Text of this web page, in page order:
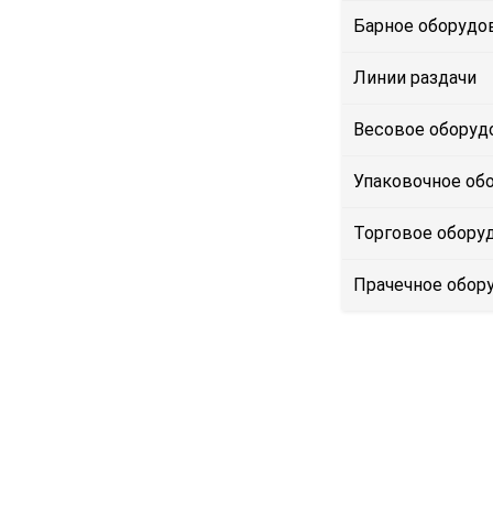
Барное
Линии раздачи
Весовое
Упаковочное
Торговое
Прачечное